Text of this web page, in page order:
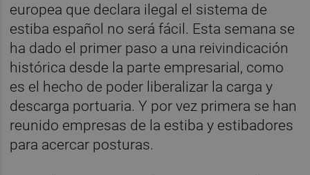
europea que declara ilegal el sistema de
estiba español no será fácil. Esta semana se
ha dado el primer paso a una reivindicación
histórica desde la parte empresarial, como
es el hecho de poder liberalizar la carga y
descarga portuaria. Y por vez primera se han
reunido empresas de la estiba y estibadores
para acercar posturas.